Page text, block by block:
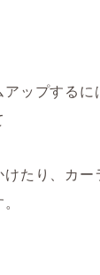
ップするに
たり、 カー